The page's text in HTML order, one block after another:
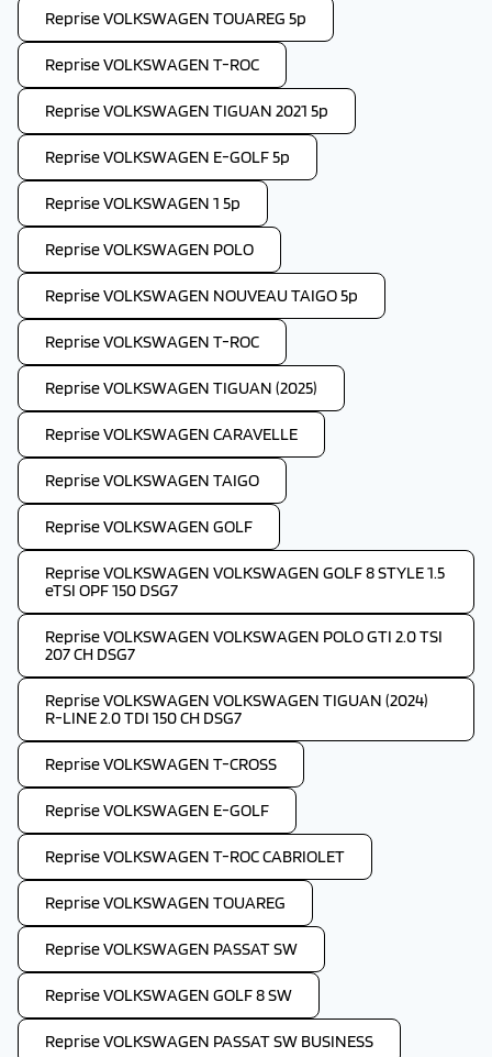
Reprise VOLKSWAGEN TOUAREG 5p
Reprise VOLKSWAGEN T-ROC
Reprise VOLKSWAGEN TIGUAN 2021 5p
Reprise VOLKSWAGEN E-GOLF 5p
Reprise VOLKSWAGEN 1 5p
Reprise VOLKSWAGEN POLO
Reprise VOLKSWAGEN NOUVEAU TAIGO 5p
Reprise VOLKSWAGEN T-ROC
Reprise VOLKSWAGEN TIGUAN (2025)
Reprise VOLKSWAGEN CARAVELLE
Reprise VOLKSWAGEN TAIGO
Reprise VOLKSWAGEN GOLF
Reprise VOLKSWAGEN VOLKSWAGEN GOLF 8 STYLE 1.5
eTSI OPF 150 DSG7
Reprise VOLKSWAGEN VOLKSWAGEN POLO GTI 2.0 TSI
207 CH DSG7
Reprise VOLKSWAGEN VOLKSWAGEN TIGUAN (2024)
R-LINE 2.0 TDI 150 CH DSG7
Reprise VOLKSWAGEN T-CROSS
Reprise VOLKSWAGEN E-GOLF
Reprise VOLKSWAGEN T-ROC CABRIOLET
Reprise VOLKSWAGEN TOUAREG
Reprise VOLKSWAGEN PASSAT SW
Reprise VOLKSWAGEN GOLF 8 SW
Reprise VOLKSWAGEN PASSAT SW BUSINESS